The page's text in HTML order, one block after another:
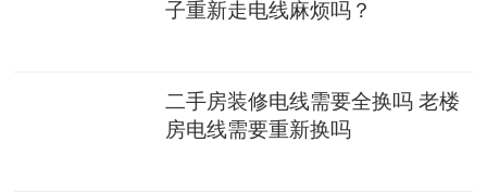
子重新走电线麻烦吗？
二手房装修电线需要全换吗 老楼
房电线需要重新换吗